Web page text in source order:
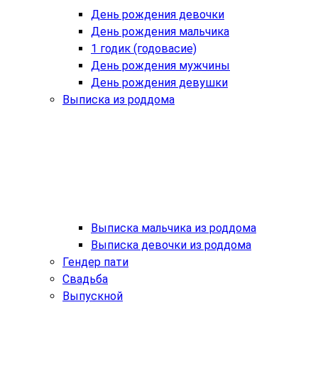
День рождения девочки
День рождения мальчика
1 годик (годовасие)
День рождения мужчины
День рождения девушки
Выписка из роддома
Выписка мальчика из роддома
Выписка девочки из роддома
Гендер пати
Свадьба
Выпускной